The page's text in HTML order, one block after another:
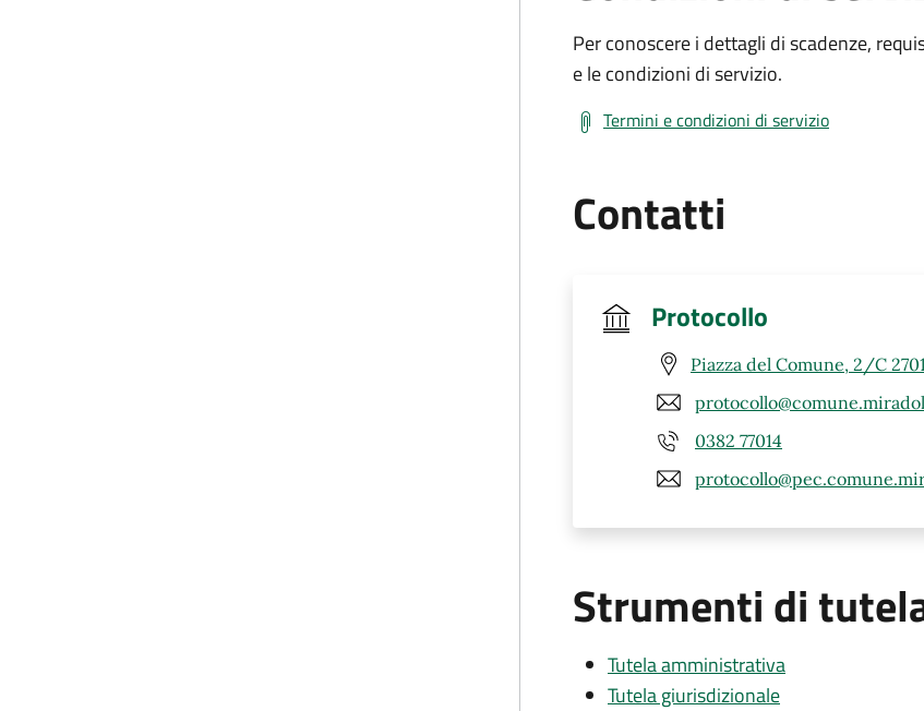
Per conoscere i dettagli di scadenze,
e le condizioni di servizio.
Termini e condizioni di servizio
Contatti
Protocollo
Piazza del Comune, 2/C
0382 77014
Strumenti di
Tutela amministrativa
Tutela giurisdizionale